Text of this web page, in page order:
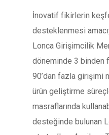
İnovatif fikirlerin
desteklenmesi
Lonca Girişimcilik
döneminde 3 binden
90’dan fazla girişimi
ürün geliştirme
masraflarında
desteğinde bulunan